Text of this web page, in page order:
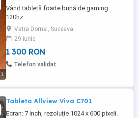
1
Vând tabletă foarte bună de gaming
120hz
Vatra Dornei, Suceava
29 iunie
1 300 RON
Telefon validat
Tableta Allview Viva C701
Ecran: 7 inch, rezoluție 1024 x 600 pixeli.